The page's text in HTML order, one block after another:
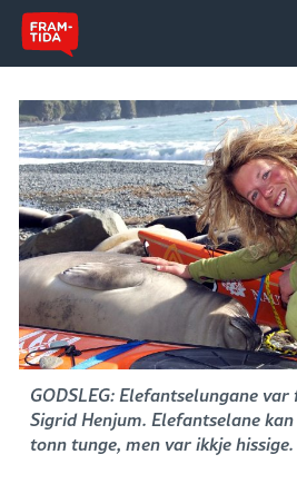
GODSLEG: Elefantselungane
Sigrid Henjum. Elefantselane
tonn tunge, men var ikkje hissige.